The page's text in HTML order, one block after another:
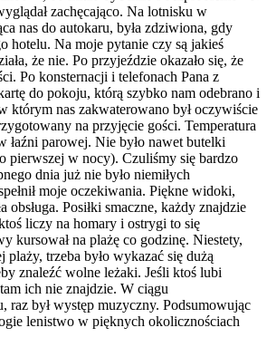
zachęcająco. Na lotnisku w
nas do autokaru, była zdziwiona, gdy
hotelu. Na moje pytanie czy są jakieś
że nie. Po przyjeździe okazało się, że
Po konsternacji i telefonach Pana z
do pokoju, którą szybko nam odebrano i
którym nas zakwaterowano był oczywiście
na przyjęcie gości. Temperatura
łaźni parowej. Nie było nawet butelki
pierwszej w nocy). Czuliśmy się bardzo
dnia już nie było niemiłych
moje oczekiwania. Piękne widoki,
obsługa. Posiłki smaczne, każdy znajdzie
liczy na homary i ostrygi to się
kursował na plażę co godzinę. Niestety,
plaży, trzeba było wykazać się dużą
znaleźć wolne leżaki. Jeśli ktoś lubi
ich nie znajdzie. W ciągu
raz był występ muzyczny. Podsumowując
lenistwo w pięknych okolicznościach